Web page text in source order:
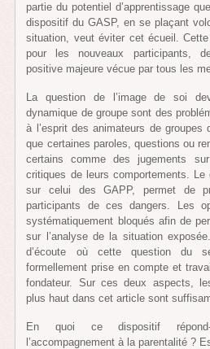
partie du potentiel d’apprentissage
dispositif du GASP, en se plaçant
situation, veut éviter cet écueil.
pour les nouveaux participants,
positive majeure vécue par tous les
La question de l’image de soi
dynamique de groupe sont des
à l’esprit des animateurs de
que certaines paroles, questions ou
certains comme des jugements
critiques de leurs comportements.
sur celui des GAPP, permet de
participants de ces dangers. Les
systématiquement bloqués afin de
sur l’analyse de la situation
d’écoute où cette question du
formellement prise en compte et
fondateur. Sur ces deux aspects,
plus haut dans cet article sont
En quoi ce dispositif
l’accompagnement à la parentalité ?